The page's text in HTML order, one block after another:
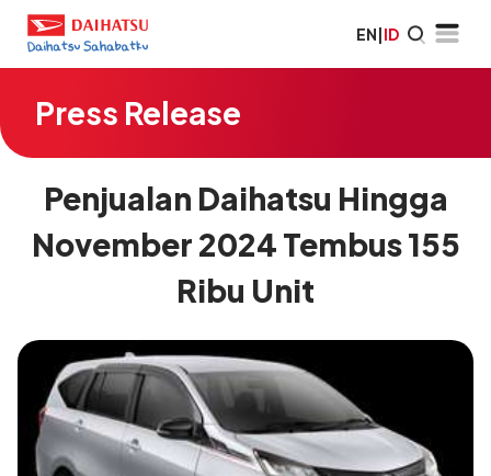
EN|ID
Press Release
Penjualan Daihatsu Hingga
November 2024 Tembus 155
Ribu Unit